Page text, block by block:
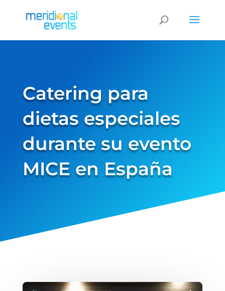
Catering para
dietas especiales
durante su evento
MICE en España